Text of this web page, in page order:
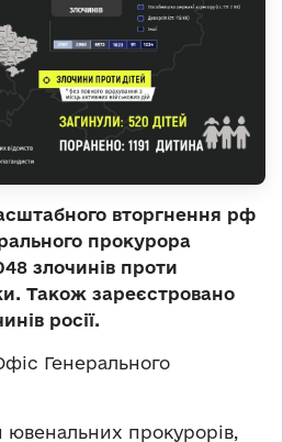
вторгнення рф
прокурора
злочинів проти
Також зареєстровано
росії.
Генерального
ювенальних прокурорів,